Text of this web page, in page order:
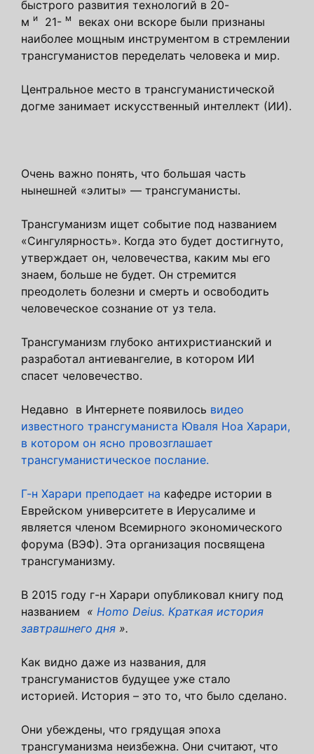
быстрого развития технологий в 20-
м и 21- м
веках они вскоре были признаны
наиболее мощным инструментом в стремлении
трансгуманистов переделать человека и мир.
Центральное место в трансгуманистической
догме занимает искусственный интеллект (ИИ).
Очень важно понять, что большая часть
нынешней «элиты» — трансгуманисты.
Трансгуманизм ищет событие под названием
«Сингулярность». Когда это будет достигнуто,
утверждает он, человечества, каким мы его
знаем, больше не будет. Он стремится
преодолеть болезни и смерть и освободить
человеческое сознание от уз тела.
Трансгуманизм глубоко антихристианский и
разработал антиевангелие, в котором ИИ
спасет человечество.
Недавно в Интернете появилось видео
известного трансгуманиста Юваля Ноа Харари,
в котором он ясно провозглашает
трансгуманистическое послание.
Г-н Харари преподает на кафедре истории в
Еврейском университете в Иерусалиме и
является членом Всемирного экономического
форума (ВЭФ). Эта организация посвящена
трансгуманизму.
В 2015 году г-н Харари опубликовал книгу под
названием « Homo Deius. Краткая история
завтрашнего дня ».
Как видно даже из названия, для
трансгуманистов будущее уже стало
историей. История – это то, что было сделано.
Они убеждены, что грядущая эпоха
трансгуманизма неизбежна. Они считают, что